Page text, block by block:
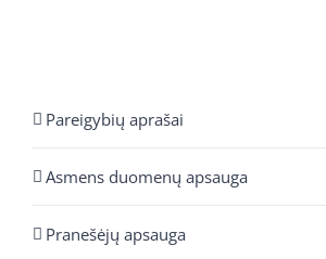
Pareigybių aprašai
Asmens duomenų apsauga
Pranešėjų apsauga